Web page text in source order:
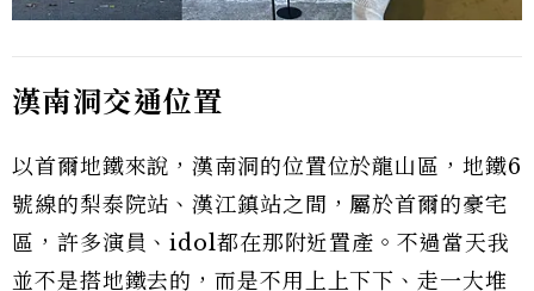
漢南洞交通位置
以首爾地鐵來說，漢南洞的位置位於龍山區，地鐵6
號線的梨泰院站、漢江鎮站之間，屬於首爾的豪宅
區，許多演員、idol都在那附近置產。不過當天我
並不是搭地鐵去的，而是不用上上下下、走一大堆